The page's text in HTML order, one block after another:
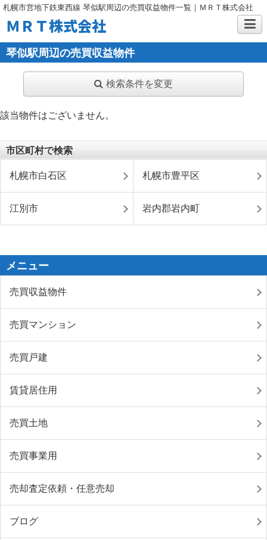
札幌市営地下鉄東西線 琴似駅周辺の売買収益物件一覧｜ＭＲＴ株式会社
ＭＲＴ株式会社
琴似駅周辺の売買収益物件
検索条件を変更
該当物件はございません。
市区町村で検索
札幌市白石区 札幌市豊平区
江別市 岩内郡岩内町
メニュー
売買収益物件
売買マンション
売買戸建
賃貸居住用
売買土地
売買事業用
売却査定依頼・任意売却
ブログ